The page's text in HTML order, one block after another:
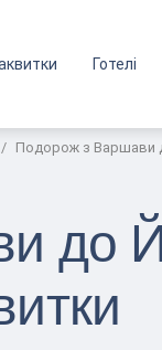
Готелі
Подорож з Варшави
до